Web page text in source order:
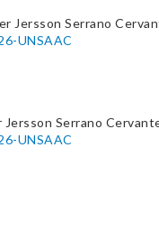
Jersson Serrano
UNSAAC
Jersson Serrano
UNSAAC